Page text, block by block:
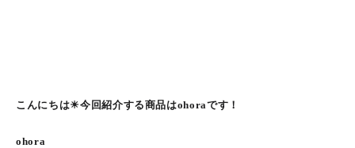
こんにちは☀︎今回紹介する商品はohoraです！
ohora